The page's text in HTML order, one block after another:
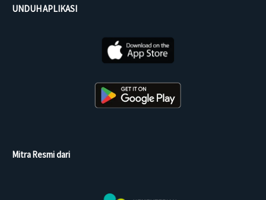
UNDUH APLIKASI
Mitra Resmi dari